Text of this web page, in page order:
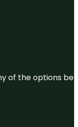
of the options